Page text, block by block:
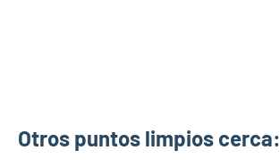
Otros puntos limpios cerca: